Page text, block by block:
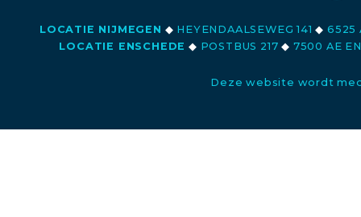
LOCATIE NIJMEGEN ◆ HEYENDAALSEWEG 141◆ 6525
LOCATIE ENSCHEDE ◆ POSTBUS 217◆ 7500 AE
Deze website wordt